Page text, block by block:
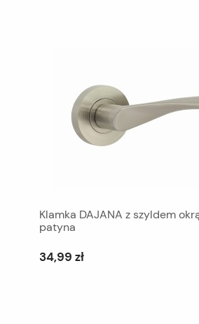
Klamka DAJANA z szyldem
patyna
34,99 zł